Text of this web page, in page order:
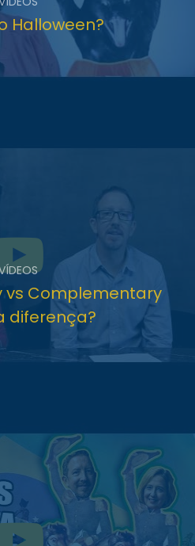
Halloween?
Complementary
diferença?